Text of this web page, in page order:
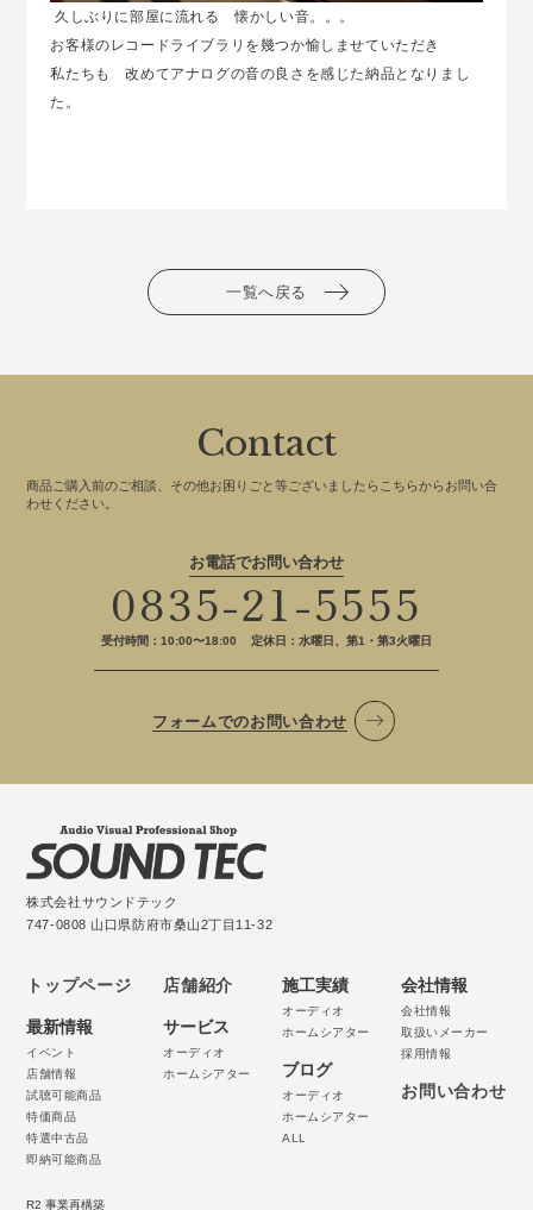
久しぶりに部屋に流れる 懐かしい音。。。
お客様のレコードライブラリを幾つか愉しませていただき
私たちも 改めてアナログの音の良さを感じた納品となりまし
た。
一覧へ戻る
Contact
商品ご購入前のご相談、その他お困りごと等ございましたらこちらからお問い合
わせください。
お電話でお問い合わせ
0835-21-5555
受付時間：10:00〜18:00 定休日：水曜日、第1・第3火曜日
フォームでのお問い合わせ
株式会社サウンドテック
747-0808 山口県防府市桑山2丁目11-32
トップページ
最新情報
イベント
店舗情報
試聴可能商品
特価商品
特選中古品
即納可能商品
店舗紹介
サービス
オーディオ
ホームシアター
施工実績
オーディオ
ホームシアター
ブログ
オーディオ
ホームシアター
ALL
会社情報
会社情報
取扱いメーカー
採用情報
お問い合わせ
R2 事業再構築